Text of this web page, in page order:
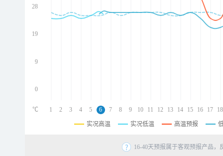
28
19
9
0
1 2 3 4 5 6 7 8 9 10 11 12 13 14 15 16 17 18
℃
实况高温 实况低温 高温预报
16-40天预报属于客观预报产品